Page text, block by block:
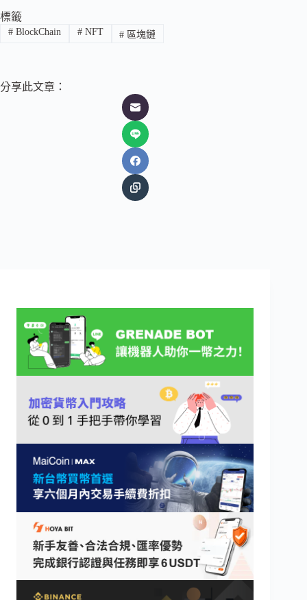
標籤
#BlockChain #NFT # 區塊鏈
分享此文章：